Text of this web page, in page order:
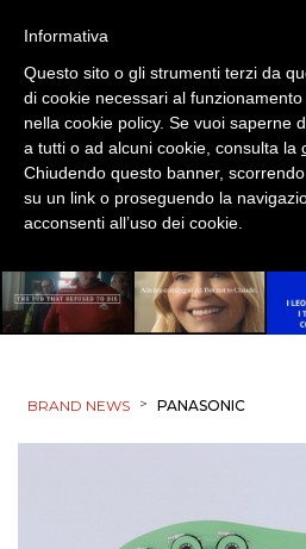
BRAND NEWS > PANASONIC
Informativa
Questo sito o gli strumenti terzi da
di cookie necessari al
nella cookie policy. Se vuoi saperne
a tutti o ad alcuni cookie, consulta la
Chiudendo questo banner,
su un link o proseguendo la
acconsenti all’uso dei cookie.